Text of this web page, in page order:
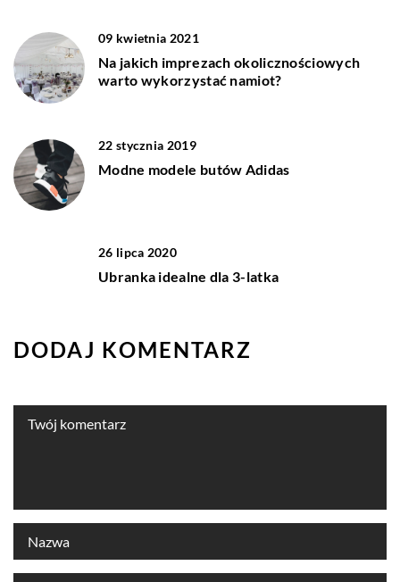
09 kwietnia 2021
Na jakich imprezach okolicznościowych
warto wykorzystać namiot?
22 stycznia 2019
Modne modele butów Adidas
26 lipca 2020
Ubranka idealne dla 3-latka
DODAJ KOMENTARZ